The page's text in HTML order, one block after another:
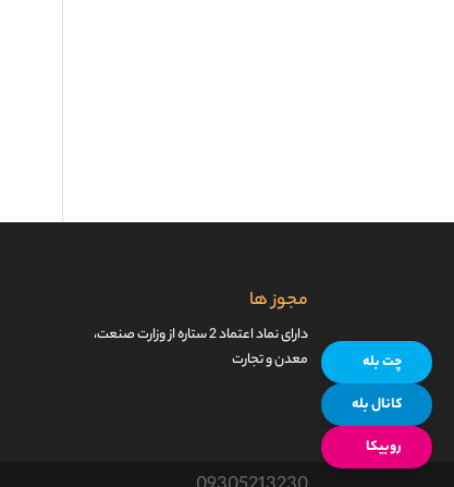
مجوز ها
دارای نماد اعتماد 2 ستاره از وزارت صنعت،
معدن و تجارت
چت بله
کانال بله
روبیکا